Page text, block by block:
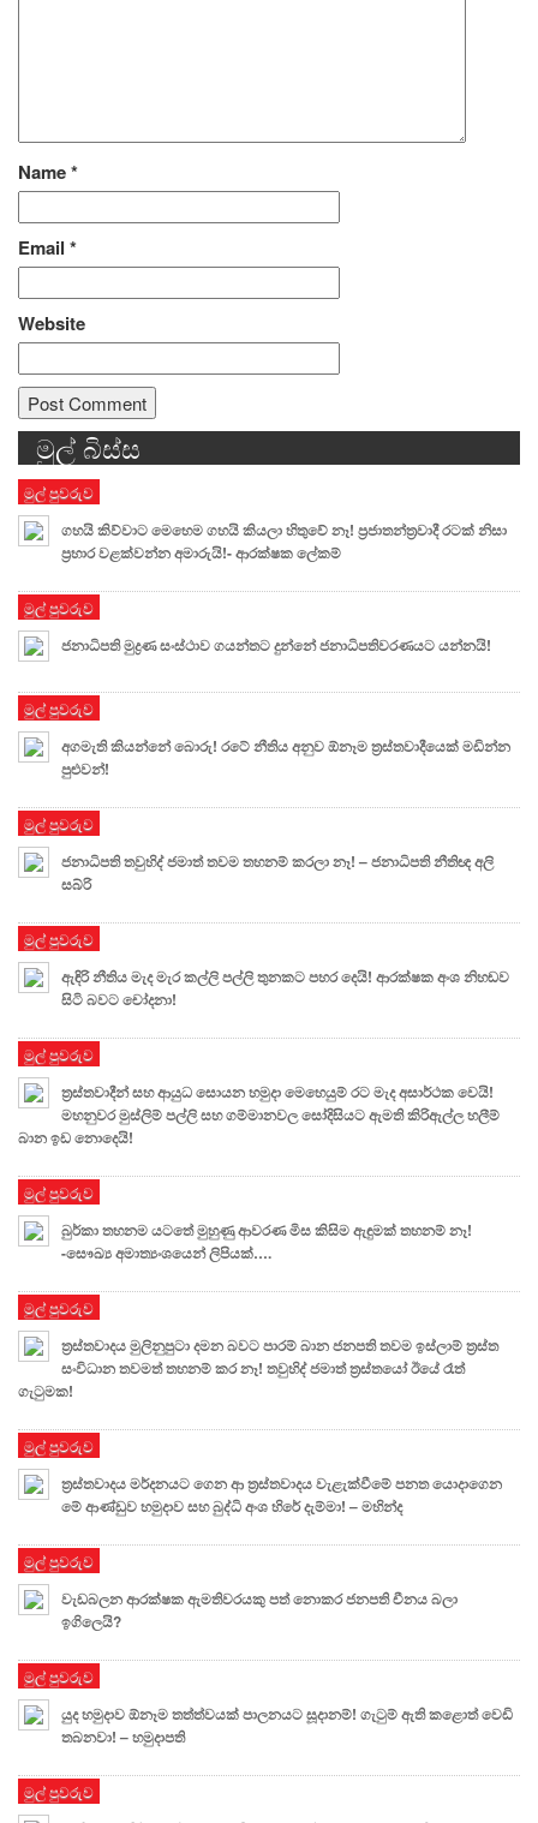
Name*
Email *
Website
Alternative:
මුල් බිස්ස
මුල් පුවරුව
ගහයි කිව්වාට මෙහෙම ගහයි කියලා හිතුවේ නෑ! ප්‍රජාතන්ත්‍රවාදී රටක් නිසා
ප්‍රහාර වළක්වන්න අමාරුයි!- ආරක්ෂක ලේකම්
මුල් පුවරුව
ජනාධිපති මුද්‍රණ සංස්ථාව ගයන්තට දුන්නේ ජනාධිපතිවරණයට යන්නයි!
මුල් පුවරුව
අගමැති කියන්නේ බොරු! රටේ නීතිය අනුව ඕනෑම ත්‍රස්තවාදීයෙක් මඩින්න
පුළුවන්!
මුල් පුවරුව
ජනාධිපති තවුහිද් ජමාත් තවම තහනම් කරලා නෑ! – ජනාධිපති නීතිඥ අලි
සබ්රි
මුල් පුවරුව
ඇඳිරි නීතිය මැද මැර කල්ලි පල්ලි තුනකට පහර දෙයි! ආරක්ෂක අංශ නිහඬව
සිටි බවට චෝදනා!
මුල් පුවරුව
ත්‍රස්තවාදීන් සහ ආයුධ සොයන හමුදා මෙහෙයුම් රට මැද අසාර්ථක වෙයි!
මහනුවර මුස්ලිම් පල්ලි සහ ගම්මානවල සෝදිසියට ඇමති කිරිඇල්ල හලීම්
බාන ඉඩ නොදෙයි!
මුල් පුවරුව
බුර්කා තහනම යටතේ මුහුණු ආවරණ මිස කිසිම ඇඳුමක් තහනම් නෑ!
-සෞඛ්‍ය අමාත්‍යංශයෙන් ලිපියක්….
මුල් පුවරුව
ත්‍රස්තවාදය මුලිනුපුටා දමන බවට පාරම් බාන ජනපති තවම ඉස්ලාම් ත්‍රස්ත
සංවිධාන තවමත් තහනම් කර නෑ! තවුහිද් ජමාත් ත්‍රස්තයෝ ඊයේ රෑත්
ගැටුමක!
මුල් පුවරුව
ත්‍රස්තවාදය මර්දනයට ගෙන ආ ත්‍රස්තවාදය වැළැක්වීමේ පනත යොදාගෙන
මේ ආණ්ඩුව හමුදාව සහ බුද්ධි අංශ හිරේ දැම්මා! – මහින්ද
මුල් පුවරුව
වැඩබලන ආරක්ෂක ඇමතිවරයකු පත් නොකර ජනපති චීනය බලා
ඉගිලෙයි?
මුල් පුවරුව
යුද හමුදාව ඕනෑම තත්ත්වයක් පාලනයට සූදානම්! ගැටුම් ඇති කළොත් වෙඩි
තබනවා! – හමුදාපති
මුල් පුවරුව